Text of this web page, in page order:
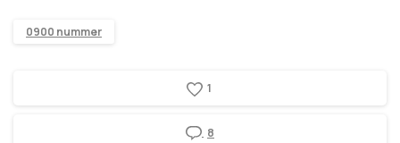
0900 nummer
1
8